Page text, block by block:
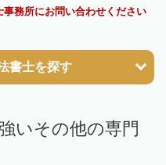
務所にお問い合わせください
書士を探す
いその他の専門